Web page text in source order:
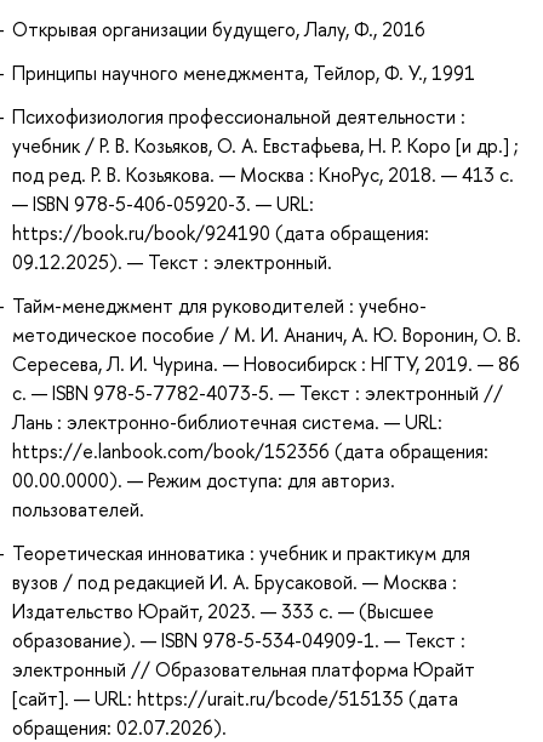
Открывая организации будущего, Лалу, Ф., 2016
Принципы научного менеджмента, Тейлор, Ф. У., 1991
Психофизиология профессиональной деятельности :
учебник / Р. В. Козьяков, О. А. Евстафьева, Н. Р. Коро [и др.] ;
под ред. Р. В. Козьякова. — Москва : КноРус, 2018. — 413 с.
— ISBN 978-5-406-05920-3. — URL:
https://book.ru/book/924190 (дата обращения:
09.12.2025). — Текст : электронный.
Тайм-менеджмент для руководителей : учебно-
методическое пособие / М. И. Ананич, А. Ю. Воронин, О. В.
Сересева, Л. И. Чурина. — Новосибирск : НГТУ, 2019. — 86
с. — ISBN 978-5-7782-4073-5. — Текст : электронный //
Лань : электронно-библиотечная система. — URL:
https://e.lanbook.com/book/152356 (дата обращения:
00.00.0000). — Режим доступа: для авториз.
пользователей.
Теоретическая инноватика : учебник и практикум для
вузов / под редакцией И. А. Брусаковой. — Москва :
Издательство Юрайт, 2023. — 333 с. — (Высшее
образование). — ISBN 978-5-534-04909-1. — Текст :
электронный // Образовательная платформа Юрайт
[сайт]. — URL: https://urait.ru/bcode/515135 (дата
обращения: 02.07.2026).